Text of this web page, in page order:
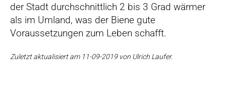
der Stadt durchschnittlich 2 bis 3 Grad wärmer
als im Umland, was der Biene gute
Voraussetzungen zum Leben schafft.
Zuletzt aktualisiert am 11-09-2019 von Ulrich Laufer.